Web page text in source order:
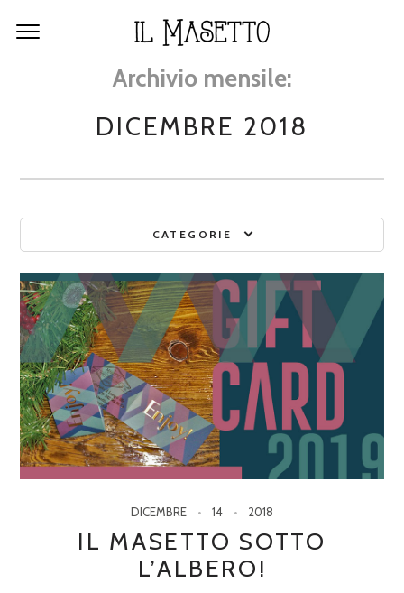
Archivio mensile:
DICEMBRE 2018
CATEGORIE
DICEMBRE 14 2018
IL MASETTO SOTTO
L’ALBERO!